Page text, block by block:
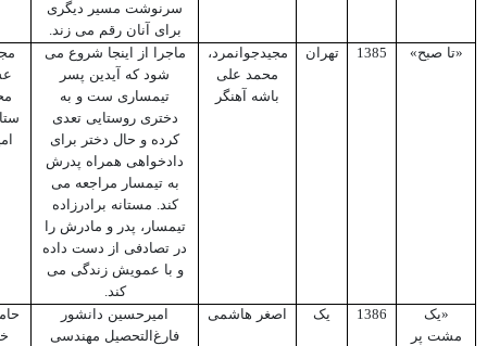
سرنوشت مسیر دیگری
برای آنان رقم می زند.
«تا صبح» 1385 تهران
مجیدجوانمرد،
محمد علی
باشه آهنگر
ماجرا از اینجا شروع می
شود که آیدین پسر
تیمساری ست و به
دختری روستایی تعدی
کرده و حال دختر برای
دادخواهی همراه پدرش
به تیمسار مراجعه می
کند. مستانه برادرزاده
تیمسار، پدر و مادرش را
در تصادفی از دست داده
و با عمویش زندگی می
کند.
«یک
مشت پر
1386 یک اصغر هاشمی
امیرحسین دانشور
فارغ‌التحصیل مهندسی